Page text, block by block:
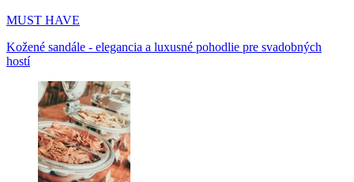
MUST HAVE
Kožené sandále - elegancia a luxusné pohodlie pre svadobných
hostí